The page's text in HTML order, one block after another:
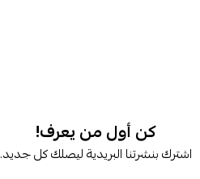
كن أول من يعرف!
اشترك بنشرتنا البريدية ليصلك كل جديد.